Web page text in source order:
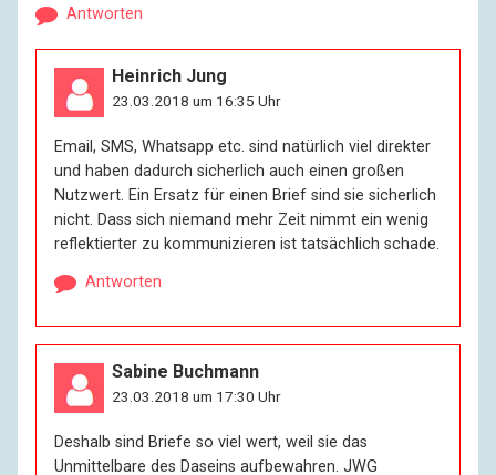
Antworten
Heinrich Jung
23.03.2018 um 16:35 Uhr
Email, SMS, Whatsapp etc. sind natürlich viel direkter
und haben dadurch sicherlich auch einen großen
Nutzwert. Ein Ersatz für einen Brief sind sie sicherlich
nicht. Dass sich niemand mehr Zeit nimmt ein wenig
reflektierter zu kommunizieren ist tatsächlich schade.
Antworten
Sabine Buchmann
23.03.2018 um 17:30 Uhr
Deshalb sind Briefe so viel wert, weil sie das
Unmittelbare des Daseins aufbewahren. JWG